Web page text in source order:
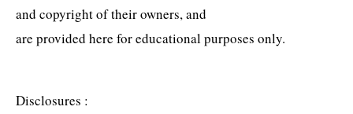
and copyright of their owners, and
are provided here for educational purposes only.
Disclosures :